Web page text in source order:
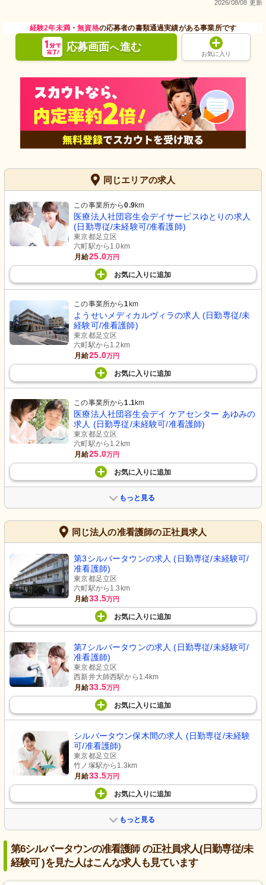
2026/08/08 更新
経験2年未満・無資格の応募者の書類通過実績がある事業所です
応募画面へ進む
お気に入り
同じエリアの求人
この事業所から0.9km
医療法人社団容生会デイサービスゆとりの求人
(日勤専従/未経験可/准看護師)
東京都足立区
六町駅から1.0km
月給25.0万円
お気に入り に追加
この事業所から1 km
ようせいメディカルヴィラの求人 (日勤専従/未
経験可/准看護師)
東京都足立区
六町駅から1.2km
月給25.0万円
お気に入り に追加
この事業所から1.1km
医療法人社団容生会デイ ケアセンター あゆみの
求人 (日勤専従/未経験可/准看護師)
東京都足立区
六町駅から1.2km
月給25.0万円
お気に入り に追加
もっと見る
同じ法人の准看護師の正社員求人
第3シルバータウンの求人 (日勤専従/未経験可/
准看護師)
東京都足立区
六町駅から1.3km
月給33.5万円
お気に入り に追加
第7シルバータウンの求人 (日勤専従/未経験可/
准看護師)
東京都足立区
西新井大師西駅から1.4km
月給33.5万円
お気に入り に追加
シルバータウン保木間の求人 (日勤専従/未経験
可/准看護師)
東京都足立区
竹ノ塚駅から1.3km
月給33.5万円
お気に入り に追加
もっと見る
第6シルバータウンの准看護師 の正社員求人(日勤専従/未
経験可 )を見た人はこんな求人も見ています